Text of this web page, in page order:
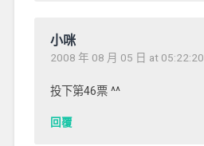
小咪
2008 年 08 月 05 日 at 05:22:20
投下第46票 ^^
回覆